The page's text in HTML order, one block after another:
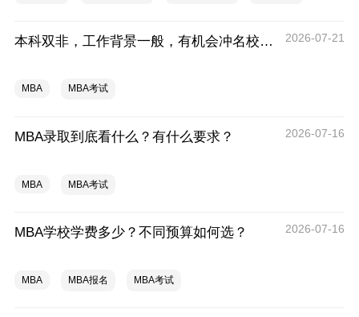
本科双非，工作背景一般，有机会冲名校MBA吗？ 2026-07-21
MBA MBA考试
MBA录取到底看什么？有什么要求？ 2026-07-16
MBA MBA考试
MBA学校学费多少？不同预算如何选？ 2026-07-16
MBA MBA报名 MBA考试